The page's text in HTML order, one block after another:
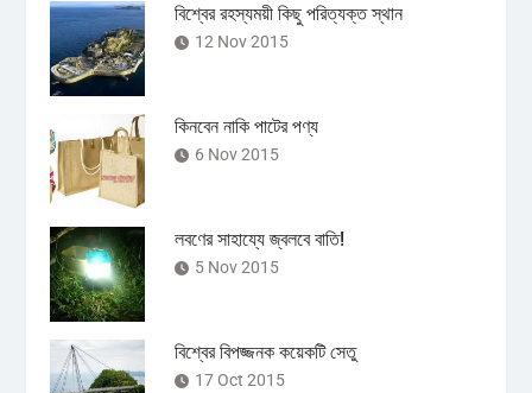
বিশ্বের রহস্যময়ী কিছু পরিত্যক্ত স্থান
12 Nov 2015
কিনবেন নাকি পাটের পণ্য
6 Nov 2015
লবণের সাহায্যে জ্বলবে বাতি!
5 Nov 2015
বিশ্বের বিপজ্জনক কয়েকটি সেতু
17 Oct 2015